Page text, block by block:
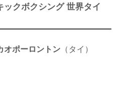
クボクシング 世界タイ
オポーロントン （タイ）